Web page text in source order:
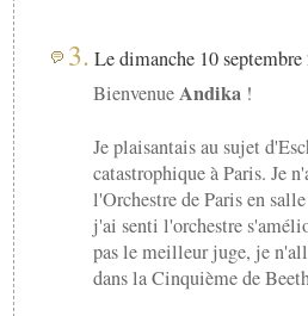
3. Le dimanche 10
BienvenueAndika!
Je plaisantais au sujet
catastrophique à Paris. Je
l'Orchestre de Paris en
j'ai senti l'orchestre
pas le meilleur juge, je
dans la Cinquième de